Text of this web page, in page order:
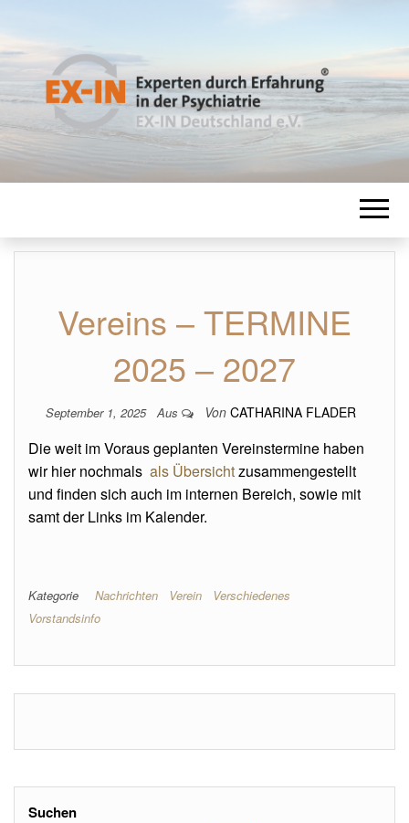
EX-IN
Experten durch Erfahrung in der
Psychiatrie
Vereins – TERMINE
2025 – 2027
September 1, 2025 Aus Von CATHARINA FLADER
Die weit im Voraus geplanten Vereinstermine haben
wir hier nochmals als Übersichtzusammengestellt
und finden sich auch im internen Bereich, sowie mit
samt der Links im Kalender.
Kategorie Nachrichten Verein
Verschiedenes
Vorstandsinfo
Suchen